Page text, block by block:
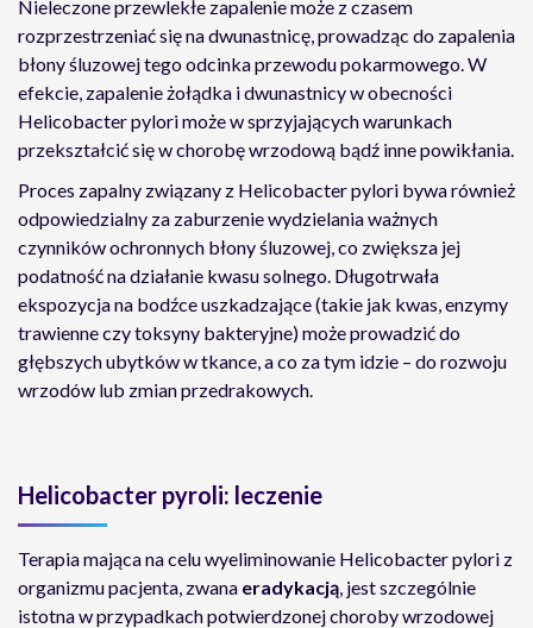
Nieleczone przewlekłe zapalenie może z czasem
rozprzestrzeniać się na dwunastnicę, prowadząc do zapalenia
błony śluzowej tego odcinka przewodu pokarmowego. W
efekcie, zapalenie żołądka i dwunastnicy w obecności
Helicobacter pylori może w sprzyjających warunkach
przekształcić się w chorobę wrzodową bądź inne powikłania.
Proces zapalny związany z Helicobacter pylori bywa również
odpowiedzialny za zaburzenie wydzielania ważnych
czynników ochronnych błony śluzowej, co zwiększa jej
podatność na działanie kwasu solnego. Długotrwała
ekspozycja na bodźce uszkadzające (takie jak kwas, enzymy
trawienne czy toksyny bakteryjne) może prowadzić do
głębszych ubytków w tkance, a co za tym idzie – do rozwoju
wrzodów lub zmian przedrakowych.
Helicobacter pyroli: leczenie
Terapia mająca na celu wyeliminowanie Helicobacter pylori z
organizmu pacjenta, zwana eradykacją, jest szczególnie
istotna w przypadkach potwierdzonej choroby wrzodowej